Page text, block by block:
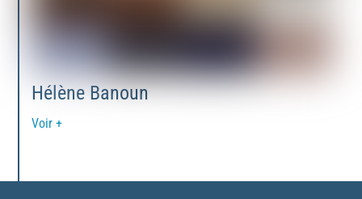
Hélène Banoun
Voir +